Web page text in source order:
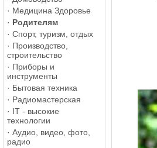
· Медицина Здоровье
· Родителям
· Спорт, туризм, отдых
· Производство,
строительство
· Приборы и
инструменты
· Бытовая техника
· Радиомастерская
· IT - высокие
технологии
· Аудио, видео, фото,
радио